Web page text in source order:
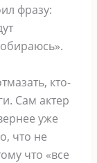
фразу:
кто-
Сам актер
уже
что не
что «все